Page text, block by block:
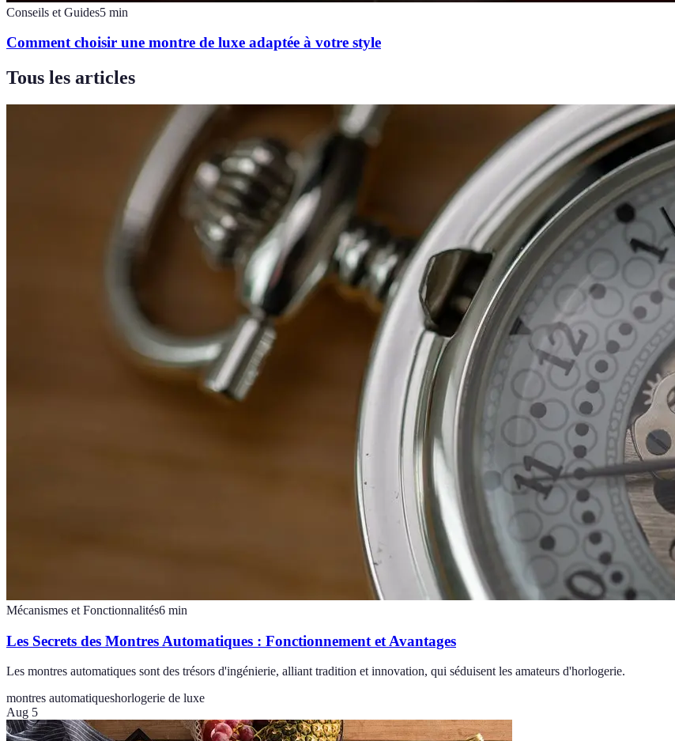
Conseils et Guides5 min
Comment choisir une montre de luxe adaptée à votre style
Tous les articles
Mécanismes et Fonctionnalités6 min
Les Secrets des Montres Automatiques : Fonctionnement et Avantages
Les montres automatiques sont des trésors d'ingénierie, alliant tradition et innovation, qui séduisent les amateurs d'horlogerie.
montres automatiqueshorlogerie de luxe
Aug 5